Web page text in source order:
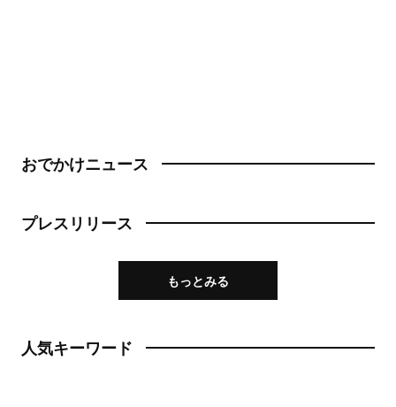
おでかけニュース
プレスリリース
もっとみる
人気キーワード